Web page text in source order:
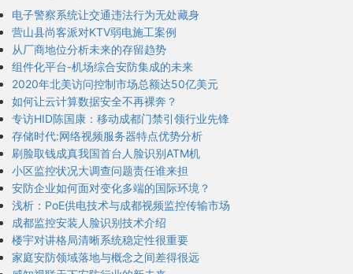
电子警察系统让交通违法行为无处藏身
营山县尚客派对KTV弱电施工案例
从厂商地位分析未来的存留趋势
组件化平台-机场综合安防集成的未来
2020年北美访问控制市场总额达50亿美元
如何让云计算数据安全不再裸奔？
专访HID陈国康：移动成都门禁引领行业先锋
存储时代:网络视频服务器特点优势分析
刷脸取钱成真我国首台人脸识别ATM机
小区监控状况大调查问题责任谁来担
安防企业如何面对变化多端的国际环境？
浅析：PoE供电技术与成都视频监控传输市场
成都监控安装人脸识别技术介绍
楼宇对讲格局清晰系统稳定性很重要
家庭安防领域落地与概念之间差得很远